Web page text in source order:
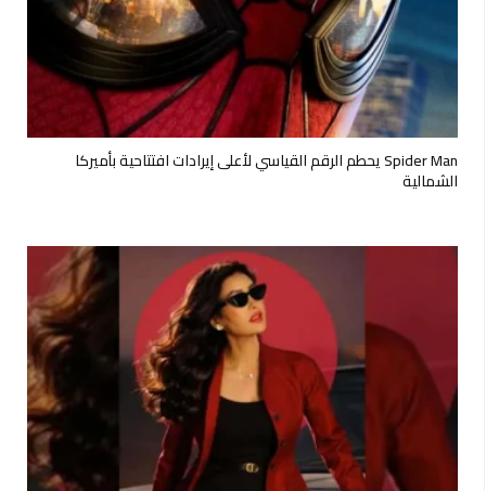
Spider Man يحطم الرقم القياسي لأعلى إيرادات افتتاحية بأميركا
الشمالية